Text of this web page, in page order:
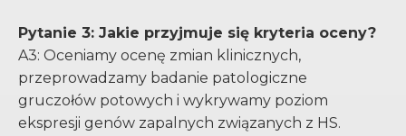
Pytanie 3: Jakie przyjmuje się kryteria oceny?
A3: Oceniamy ocenę zmian klinicznych,
przeprowadzamy badanie patologiczne
gruczołów potowych i wykrywamy poziom
ekspresji genów zapalnych związanych z HS.